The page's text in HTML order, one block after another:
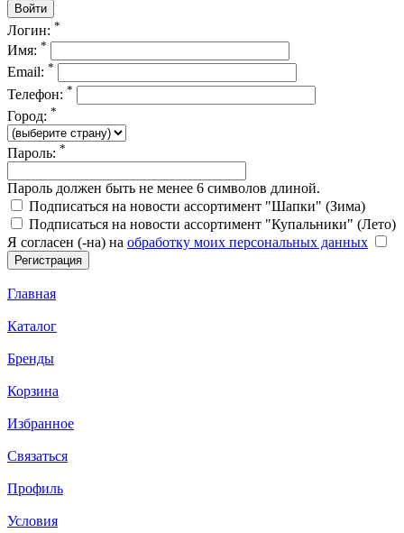
Логин: *
Имя: *
Email: *
Телефон: *
Город: *
Пароль: *
Пароль должен быть не менее 6 символов длиной.
Подписаться на новости ассортимент "Шапки" (Зима)
Подписаться на новости ассортимент "Купальники" (Лето)
Я согласен (-на) на обработку моих персональных данных
Главная
Каталог
Бренды
Корзина
Избранное
Связаться
Профиль
Условия